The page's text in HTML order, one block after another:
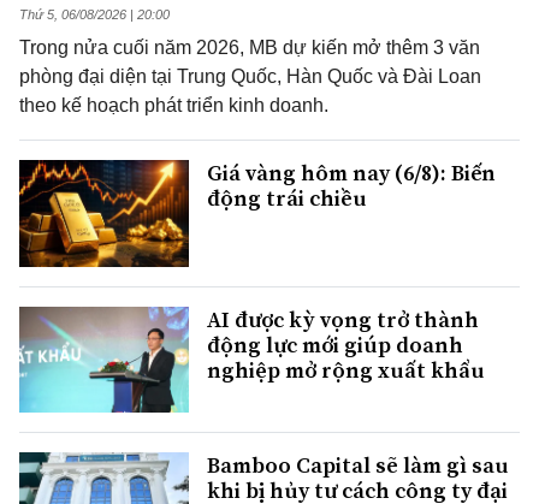
Thứ 5, 06/08/2026 | 20:00
Trong nửa cuối năm 2026, MB dự kiến mở thêm 3 văn
phòng đại diện tại Trung Quốc, Hàn Quốc và Đài Loan
theo kế hoạch phát triển kinh doanh.
Giá vàng hôm nay (6/8): Biến
động trái chiều
AI được kỳ vọng trở thành
động lực mới giúp doanh
nghiệp mở rộng xuất khẩu
Bamboo Capital sẽ làm gì sau
khi bị hủy tư cách công ty đại